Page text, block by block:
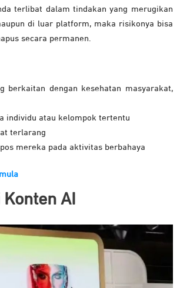
terlibat dalam tindakan yang merugikan
di luar platform, maka risikonya bisa
secara permanen.
berkaitan dengan kesehatan masyarakat,
individu atau kelompok tertentu
terlarang
mereka pada aktivitas berbahaya
AI